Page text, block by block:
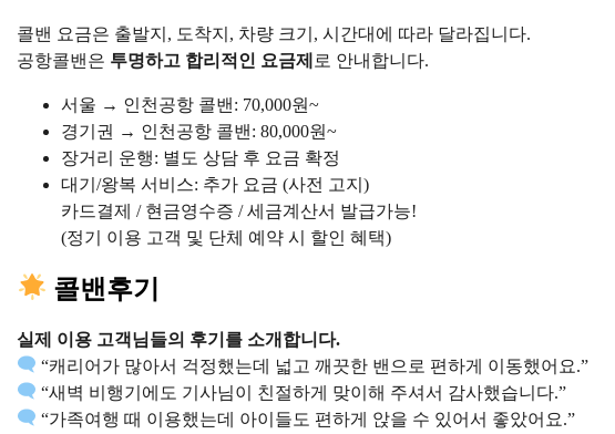
콜밴 요금은 출발지, 도착지, 차량 크기, 시간대에 따라 달라집니다.
공항콜밴은 투명하고 합리적인 요금제 로 안내합니다.
서울 → 인천공항 콜밴: 70,000원~
경기권 → 인천공항 콜밴: 80,000원~
장거리 운행: 별도 상담 후 요금 확정
대기/왕복 서비스: 추가 요금 (사전 고지)
카드결제 / 현금영수증 / 세금계산서 발급가능!
(정기 이용 고객 및 단체 예약 시 할인 혜택)
콜밴후기
실제 이용 고객님들의 후기를 소개합니다.
“캐리어가 많아서 걱정했는데 넓고 깨끗한 밴으로 편하게 이동했어요.”
“새벽 비행기에도 기사님이 친절하게 맞이해 주셔서 감사했습니다.”
“가족여행 때 이용했는데 아이들도 편하게 앉을 수 있어서 좋았어요.”